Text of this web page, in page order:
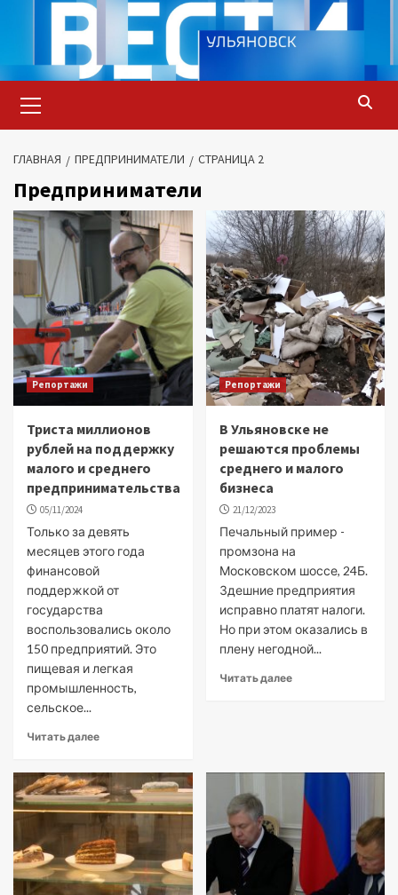
содержимому
меню
ГЛАВНАЯ ПРЕДПРИНИМАТЕЛИ СТРАНИЦА 2
Предприниматели
Репортажи
Триста миллионов
рублей на поддержку
малого и среднего
предпринимательства
05/11/2024
Только за девять
месяцев этого года
финансовой
поддержкой от
государства
воспользовались около
150 предприятий. Это
пищевая и легкая
промышленность,
сельское...
Читать далее
Репортажи
В Ульяновске не
решаются проблемы
среднего и малого
бизнеса
21/12/2023
Печальный пример -
промзона на
Московском шоссе, 24Б.
Здешние предприятия
исправно платят налоги.
Но при этом оказались в
плену негодной...
Читать далее